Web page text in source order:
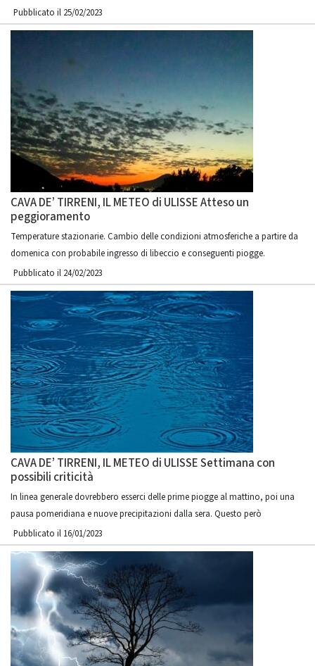
Pubblicato il 25/02/2023
CAVA DE’ TIRRENI, IL METEO di ULISSE Atteso un
peggioramento
Temperature stazionarie. Cambio delle condizioni atmosferiche a partire da
domenica con probabile ingresso di libeccio e conseguenti piogge.
Pubblicato il 24/02/2023
CAVA DE’ TIRRENI, IL METEO di ULISSE Settimana con
possibili criticità
In linea generale dovrebbero esserci delle prime piogge al mattino, poi una
pausa pomeridiana e nuove precipitazioni dalla sera. Questo però
Pubblicato il 16/01/2023